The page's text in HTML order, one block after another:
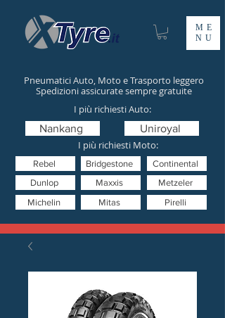
ME
NU
Pneumatici Auto, Moto e Trasporto leggero
Spedizioni assicurate sempre gratuite
I più richiesti Moto:
Mitas
Nankang
Pirelli
Uniroyal
Metzeler
Dunlop
Bridgestone Continental
Michelin
Rebel
I più richiesti Auto:
Maxxis